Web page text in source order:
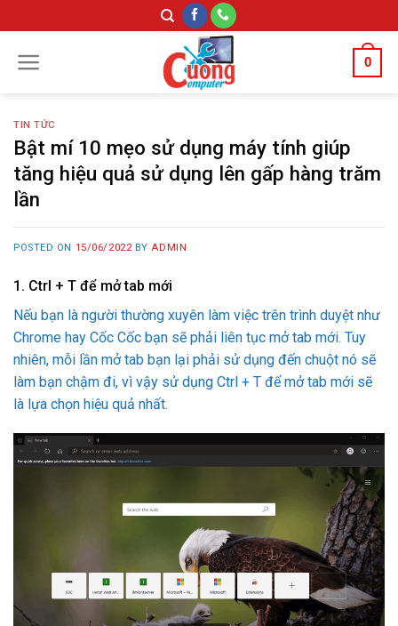
to
content
0
TIN TỨC
Bật mí 10 mẹo sử dụng máy tính giúp
tăng hiệu quả sử dụng lên gấp hàng trăm
lần
POSTED ON 15/06/2022 BY ADMIN
1. Ctrl + T để mở tab mới
Nếu bạn là người thường xuyên làm việc trên trình duyệt như
Chrome hay Cốc Cốc bạn sẽ phải liên tục mở tab mới. Tuy
nhiên, mỗi lần mở tab bạn lại phải sử dụng đến chuột nó sẽ
làm bạn chậm đi, vì vậy sử dụng Ctrl + T để mở tab mới sẽ
là lựa chọn hiệu quả nhất.